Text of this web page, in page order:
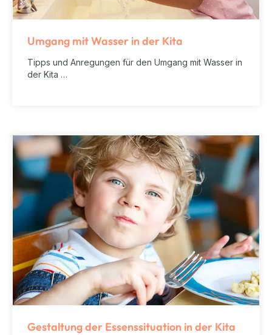
Umgang mit Wasser in der Kita
Tipps und Anregungen für den Umgang mit Wasser in
der Kita …
Gestaltung der Essenssituation in der Kita